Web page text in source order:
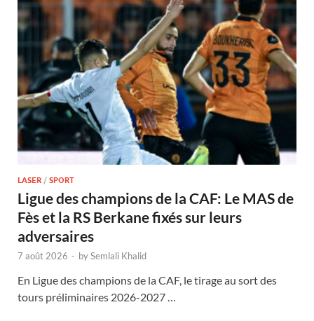
LASER / SPORT
Ligue des champions de la CAF: Le MAS de
Fès et la RS Berkane fixés sur leurs
adversaires
7 août 2026 - bySemlali Khalid
En Ligue des champions de la CAF, le tirage au sort des
tours préliminaires 2026-2027 …